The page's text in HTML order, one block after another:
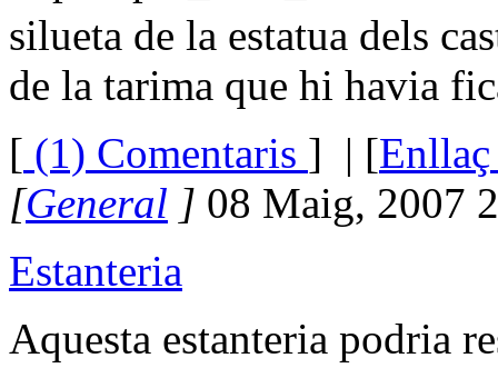
silueta de la estatua dels
de la tarima que hi havia
[ (1) Comentaris ] | [Enllaç
[General ] 08 Maig, 2007
Estanteria
Aquesta estanteria podria